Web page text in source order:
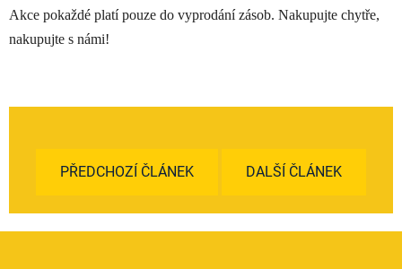
Akce pokaždé platí pouze do vyprodání zásob. Nakupujte chytře,
nakupujte s námi!
PŘEDCHOZÍ ČLÁNEK DALŠÍ ČLÁNEK